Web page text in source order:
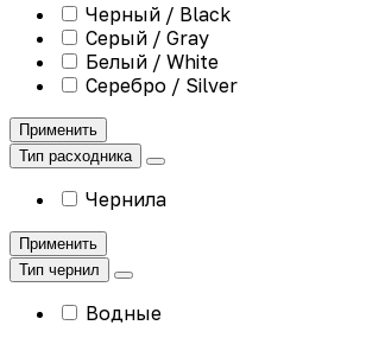
Черный / Black
Серый / Gray
Белый / White
Серебро / Silver
Применить
Тип расходника
Чернила
Применить
Тип чернил
Водные